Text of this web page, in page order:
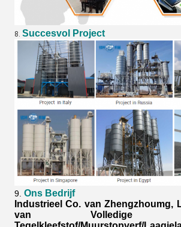
8. Succesvol Project
9. Ons Bedrijf
Industrieel Co. van Zhengzhoumg,
van Volledige